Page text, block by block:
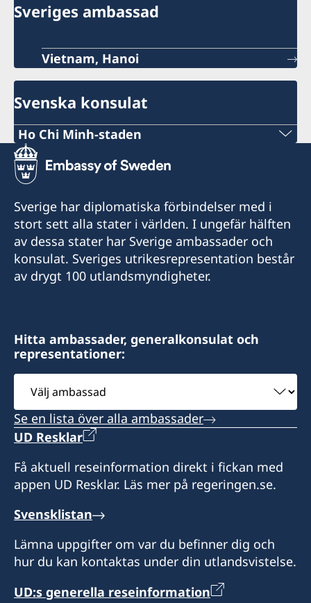
Sveriges ambassad
Vietnam, Hanoi
Svenska konsulat
Ho Chi Minh-staden
Tel:
+84 (0) 327 918 988
E-post:
honoraryconsulateswedenhcmc@gmail.com
Honorary Consulate General of Sweden
Besökstider (endast tidsbokning):
Måndag- fredag kl. 10:00-11:30
Tisdag - torsdag kl. 13:30-15:30
Telefontid:
Måndag, torsdag och fredag kl. 10:00-11:30
Måndag: 13:30-15:30
Konsulatet tar emot och hanterar konsulära
utlämnande av svenska pass och körkort för
svenska medborgare. Konsulatet utfärdar även
provisoriska pass för enkelresa till Sverige.
Sverige har diplomatiska förbindelser med i
stort sett alla stater i världen. I ungefär hälften
av dessa stater har Sverige ambassader och
konsulat. Sveriges utrikesrepresentation består
av drygt 100 utlandsmyndigheter.
Hitta ambassader, generalkonsulat och
representationer:
Välj
ambassad
Se en lista över alla ambassader
UD Resklar
Få aktuell reseinformation direkt i fickan med
appen UD Resklar. Läs mer på regeringen.se.
Svensklistan
Lämna uppgifter om var du befinner dig och
hur du kan kontaktas under din utlandsvistelse.
UD:s generella reseinformation